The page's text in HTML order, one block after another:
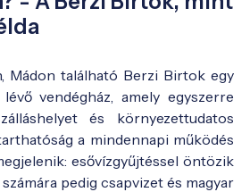
Mádon található Berzi Birtok egy
vendégház, amely egyszerre
és környezettudatos
a mindennapi működés
esővízgyűjtéssel öntözik
pedig csapvizet és magyar